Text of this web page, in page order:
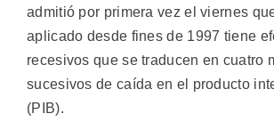
admitió por primera vez el viernes
aplicado desde fines de 1997 tiene
recesivos que se traducen en cuatro
sucesivos de caída en el producto
(PIB).